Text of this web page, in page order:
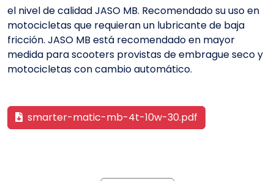
el nivel de calidad JASO MB. Recomendado su uso en
motocicletas que requieran un lubricante de baja
fricción. JASO MB está recomendado en mayor
medida para scooters provistas de embrague seco y
motocicletas con cambio automático.
smarter-matic-mb-4t-10w-30.pdf